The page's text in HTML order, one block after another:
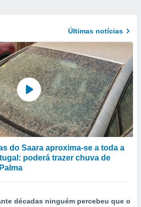
Últimas notícias
do Saara aproxima-se a toda a
poderá trazer chuva de
décadas ninguém percebeu que o